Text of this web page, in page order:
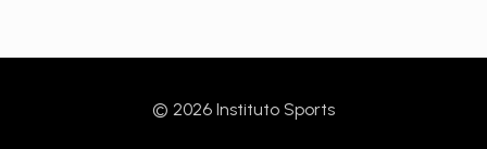
© 2026 Instituto Sports